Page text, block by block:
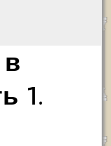
1.